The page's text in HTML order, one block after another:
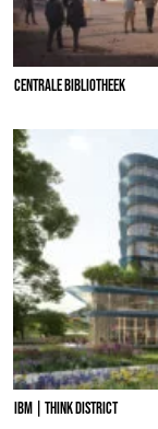
CENTRALE BIBLIOTHEEK
IBM | THINK DISTRICT